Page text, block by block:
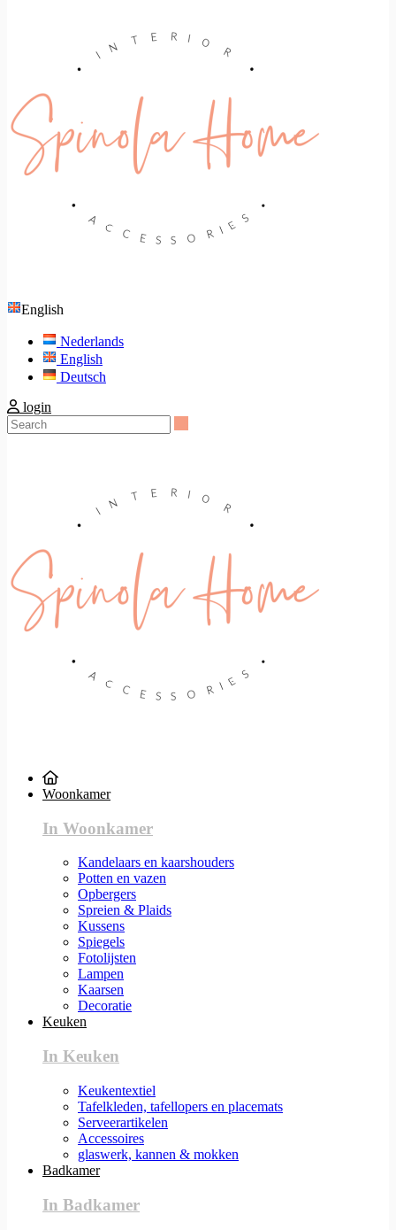
English
Nederlands
English
Deutsch
login
Woonkamer
In Woonkamer
Kandelaars en kaarshouders
Potten en vazen
Opbergers
Spreien & Plaids
Kussens
Spiegels
Fotolijsten
Lampen
Kaarsen
Decoratie
Keuken
In Keuken
Keukentextiel
Tafelkleden, tafellopers en placemats
Serveerartikelen
Accessoires
glaswerk, kannen & mokken
Badkamer
In Badkamer